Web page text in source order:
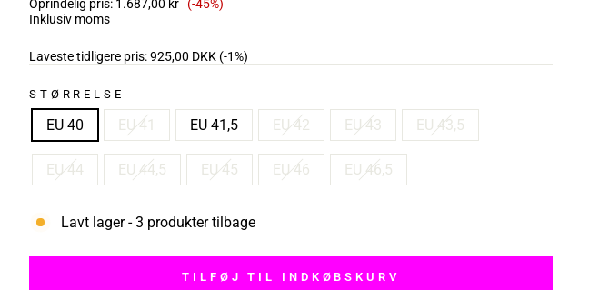
Oprindelig pris:1.687,00 kr
(-45%)
Inklusiv moms
Laveste tidligere pris:925,00 DKK (-1%)
STØRRELSE
EU 40 EU 41 EU 41,5 EU 42 EU 43 EU 43,5
EU 44 EU 44,5 EU 45 EU 46 EU 46,5
Lavt lager - 3 produkter tilbage
TILFØJ TIL INDKØBSKURV